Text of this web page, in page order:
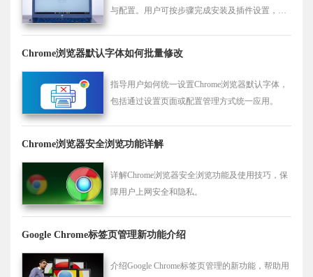
与配置。用户可按步骤完成安装及插件设置，提
Chrome浏览器默认字体如何批量修改
指导用户如何统一设置Chrome浏览器默认字体，
包括通过设置页面或配置管理方式统一应用。
Chrome浏览器安全浏览功能详解
详解Chrome浏览器安全浏览功能及使用技巧，保
障用户上网安全和隐私。
Google Chrome标签页管理新功能介绍
介绍Google Chrome标签页管理的新功能，帮助用